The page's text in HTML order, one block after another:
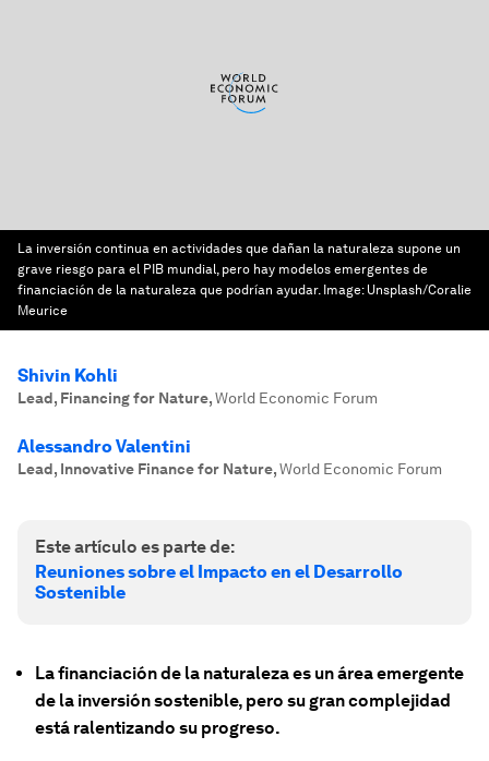
La inversión continua en actividades que dañan la naturaleza supone un
grave riesgo para el PIB mundial, pero hay modelos emergentes de
financiación de la naturaleza que podrían ayudar. Image: Unsplash/Coralie
Meurice
Shivin Kohli
Lead, Financing for Nature,World Economic Forum
Alessandro Valentini
Lead, Innovative Finance for Nature,World Economic Forum
Este artículo es parte de:
Reuniones sobre el Impacto en el Desarrollo
Sostenible
La financiación de la naturaleza es un área emergente
de la inversión sostenible, pero su gran complejidad
está ralentizando su progreso.